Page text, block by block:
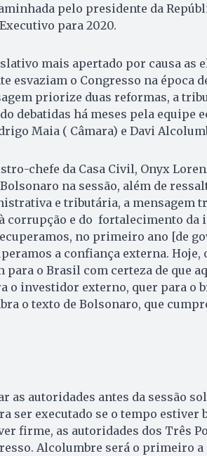
pelo presidente da
para 2020.
mais apertado por causa as
esvaziam o Congresso na época
priorize duas reformas, a
debatidas há meses pela equipe
Maia ( Câmara) e Davi
chefe da Casa Civil, Onyx
na sessão, além de
e tributária, a mensagem
corrupção e do fortalecimento da
no primeiro ano [de
a confiança externa. Hoje,
para o Brasil com certeza de que
o investidor externo, quer para o
o texto de Bolsonaro, que
as autoridades antes da sessão
ser executado se o tempo estiver
firme, as autoridades dos Três
Alcolumbre será o primeiro